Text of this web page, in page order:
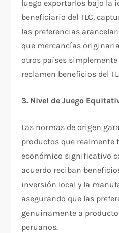
luego exportarlos bajo la
beneficiario del TLC,
las preferencias
que mercancías
otros países
reclamen beneficios del
3. Nivel de Juego
Las normas de origen
productos que realmente
económico significativo
acuerdo reciban
inversión local y la
asegurando que las
genuinamente a
peruanos.​